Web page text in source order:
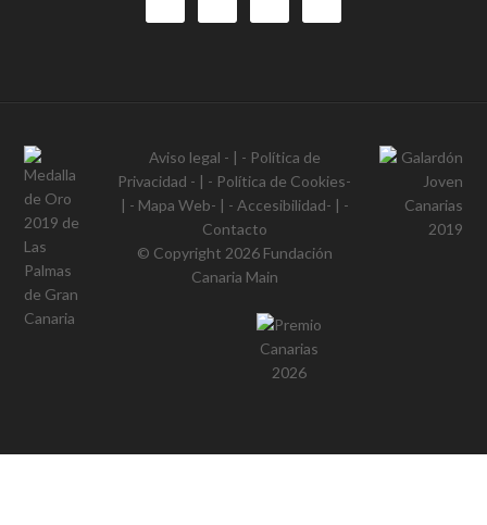
Aviso legal - | - Política de
Privacidad - | - Política de Cookies-
| - Mapa Web- | - Accesibilidad- | -
Contacto
© Copyright 2026 Fundación
Canaria Main